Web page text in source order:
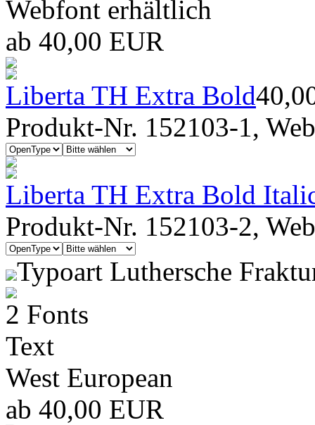
Webfont erhältlich
ab 40,00 EUR
Liberta TH Extra Bold
Produkt-Nr. 152103-1,
Liberta TH Extra Bold
Produkt-Nr. 152103-2,
Typoart Luthersche
2 Fonts
Text
West European
ab 40,00 EUR